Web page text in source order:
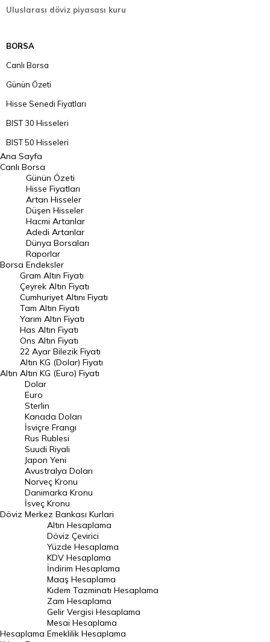
Uluslarası döviz piyasası kuru
BORSA
Canlı Borsa
Günün Özeti
Hisse Senedi Fiyatları
BIST 30 Hisseleri
BIST 50 Hisseleri
BIST 100 Hisseleri
En Çok Artan Hisseler
En Çok Düşen Hisseler
Hacmi Artanlar
Geçmiş Kapanışlar
Dünya Borsaları
Raporlar
Endeksler
DÖVİZ
Döviz Kuru
Dolar Kuru
Euro Kuru
Pound Kuru
Frank Kuru
Riyal Kuru
Avustralya Doları
Danimarka Kronu Kuru
Kanada Doları Kuru
Norveç Kronu Kuru
İsveç Kronu Kuru
Japon Yeni Kuru
Serbest Piyasa Döviz Kurları
Merkez Bankası Döviz Kurları
Altın Fiyatları
Ana Sayfa
Canlı Borsa
Borsa
Günün Özeti
Hisse Fiyatları
Artan Hisseler
Düşen Hisseler
Hacmi Artanlar
Adedi Artanlar
Dünya Borsaları
Raporlar
Endeksler
Altın
Gram Altın Fiyatı
Çeyrek Altın Fiyatı
Cumhuriyet Altını Fiyatı
Tam Altın Fiyatı
Yarım Altın Fiyatı
Has Altın Fiyatı
Ons Altın Fiyatı
22 Ayar Bilezik Fiyatı
Altın KG (Dolar) Fiyatı
Altın KG (Euro) Fiyatı
Döviz
Dolar
Euro
Sterlin
Kanada Doları
İsviçre Frangı
Rus Rublesi
Suudi Riyali
Japon Yeni
Avustralya Doları
Norveç Kronu
Danimarka Kronu
İsveç Kronu
Merkez Bankası Kurlari
Hesaplama
Altın Hesaplama
Döviz Çevirici
Yüzde Hesaplama
KDV Hesaplama
İndirim Hesaplama
Maaş Hesaplama
Kıdem Tazminatı Hesaplama
Zam Hesaplama
Gelir Vergisi Hesaplama
Mesai Hesaplama
Emeklilik Hesaplama